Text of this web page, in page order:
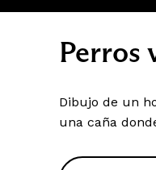
Perros
Dibujo de un
una caña